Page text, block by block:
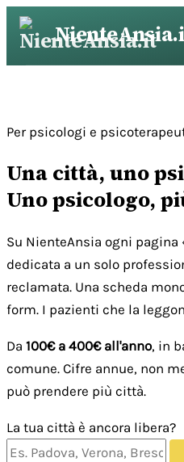
Vai
contenuto
Per psicologi e
Una città, uno
Uno psicologo,
Su NienteAnsia ogni
dedicata a un solo
reclamata. Una scheda
form. I pazienti che la
Da 100€ a 400€ all'anno, in
comune. Cifre annue, non
può prendere più città.
La tua città è ancora libera?